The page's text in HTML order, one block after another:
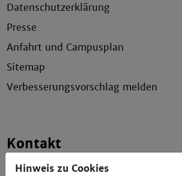
Datenschutzerklärung
Presse
Anfahrt und Campusplan
Sitemap
Verbesserungsvorschlag melden
Kontakt
Technische Hochschule Mannheim
Hinweis zu Cookies